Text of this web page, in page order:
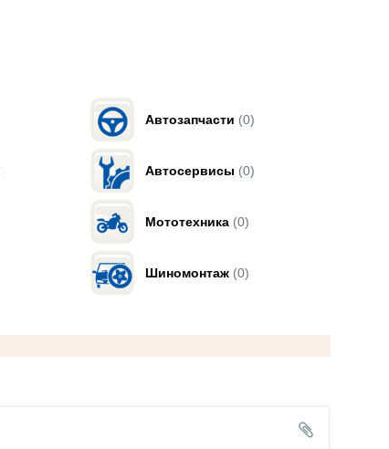
Автозапчасти (0)
Автосервисы (0)
Мототехника (0)
Шиномонтаж (0)